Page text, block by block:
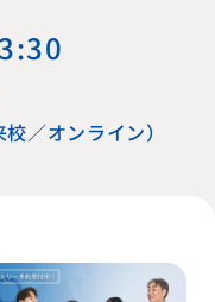
／オンライン）